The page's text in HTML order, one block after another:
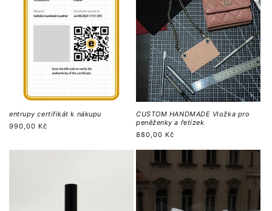
entrupy certifikát k nákupu
Běžná
990,00 Kč
CUSTOM HANDMADE Vložka pro
peněženky a řetízek
Běžná
880,00 Kč